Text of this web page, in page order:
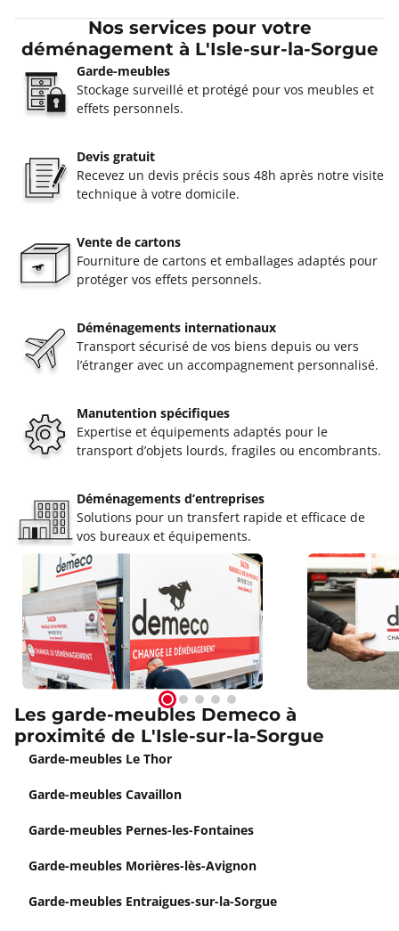
Nos services pour votre
déménagement à L'Isle-sur-la-Sorgue
Garde-meubles
Stockage surveillé et protégé pour vos meubles et
effets personnels.
Devis gratuit
Recevez un devis précis sous 48h après notre visite
technique à votre domicile.
Vente de cartons
Fourniture de cartons et emballages adaptés pour
protéger vos effets personnels.
Déménagements internationaux
Transport sécurisé de vos biens depuis ou vers
l’étranger avec un accompagnement personnalisé.
Manutention spécifiques
Expertise et équipements adaptés pour le
transport d’objets lourds, fragiles ou encombrants.
Déménagements d’entreprises
Solutions pour un transfert rapide et efficace de
vos bureaux et équipements.
Les garde-meubles Demeco à
proximité de L'Isle-sur-la-Sorgue
Garde-meubles Le Thor
Garde-meubles Cavaillon
Garde-meubles Pernes-les-Fontaines
Garde-meubles Morières-lès-Avignon
Garde-meubles Entraigues-sur-la-Sorgue